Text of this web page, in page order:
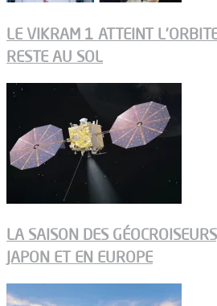
LE VIKRAM 1 ATTEINT
RESTE AU SOL
LA SAISON DES
JAPON ET EN EUROPE